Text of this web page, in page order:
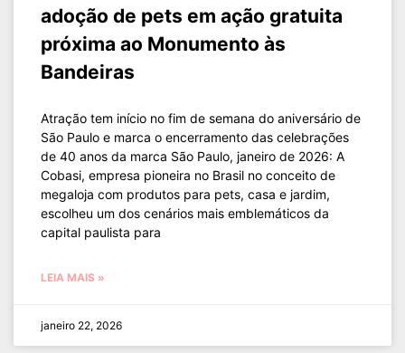
adoção de pets em ação gratuita
próxima ao Monumento às
Bandeiras
Atração tem início no fim de semana do aniversário de
São Paulo e marca o encerramento das celebrações
de 40 anos da marca São Paulo, janeiro de 2026: A
Cobasi, empresa pioneira no Brasil no conceito de
megaloja com produtos para pets, casa e jardim,
escolheu um dos cenários mais emblemáticos da
capital paulista para
LEIA MAIS »
janeiro 22, 2026